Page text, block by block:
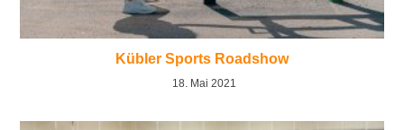
Kübler Sports Roadshow
18. Mai 2021